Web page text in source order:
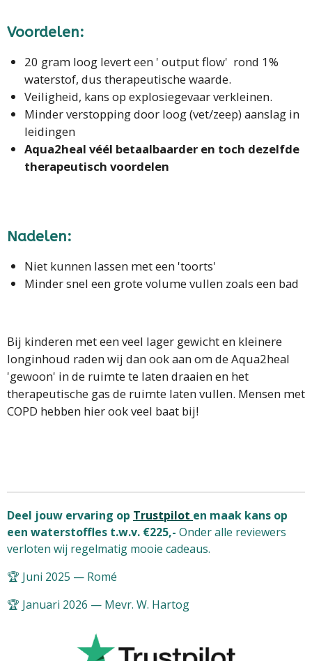
Voordelen:
20 gram loog levert een ' output flow' rond 1%
waterstof, dus therapeutische waarde.
Veiligheid, kans op explosiegevaar verkleinen.
Minder verstopping door loog (vet/zeep) aanslag in
leidingen
Aqua2heal véél betaalbaarder en toch dezelfde
therapeutisch voordelen
Nadelen:
Niet kunnen lassen met een 'toorts'
Minder snel een grote volume vullen zoals een bad
Bij kinderen met een veel lager gewicht en kleinere
longinhoud raden wij dan ook aan om de Aqua2heal
'gewoon' in de ruimte te laten draaien en het
therapeutische gas de ruimte laten vullen. Mensen met
COPD hebben hier ook veel baat bij!
Deel jouw ervaring op Trustpilot en maak kans op
een waterstoffles t.w.v. €225,- Onder alle reviewers
verloten wij regelmatig mooie cadeaus.
🏆 Juni 2025 — Romé
🏆 Januari 2026 — Mevr. W. Hartog